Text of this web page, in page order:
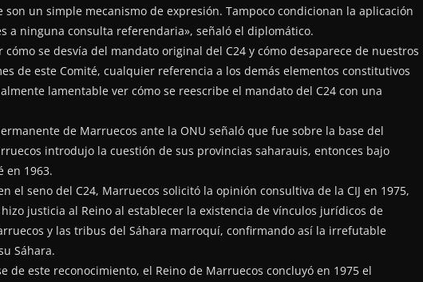
un simple mecanismo de expresión. Tampoco condicionan la aplicación
a ninguna consulta referendaria», señaló el diplomático.
se desvía del mandato original del C24 y cómo desaparece de nuestros
de este Comité, cualquier referencia a los demás elementos constitutivos
lamentable ver cómo se reescribe el mandato del C24 con una
de Marruecos ante la ONU señaló que fue sobre la base del
introdujo la cuestión de sus provincias saharauis, entonces bajo
en 1963.
el seno del C24, Marruecos solicitó la opinión consultiva de la CIJ en 1975,
justicia al Reino al establecer la existencia de vínculos jurídicos de
y las tribus del Sáhara marroquí, confirmando así la irrefutable
Sáhara.
de este reconocimiento, el Reino de Marruecos concluyó en 1975 el